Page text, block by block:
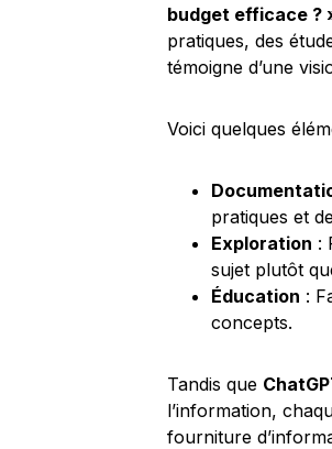
budget efficace ?
pratiques, des
témoigne d’une
Voici quelques
pratiques et
Exploration :
sujet plutôt
Éducation :
concepts.
Tandis que
l’information,
fourniture